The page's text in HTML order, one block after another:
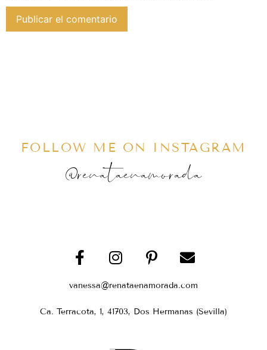
FOLLOW ME ON INSTAGRAM
@renataenamorada
vanessa@renataenamorada.com
Ca. Terracota, 1, 41703, Dos Hermanas (Sevilla)